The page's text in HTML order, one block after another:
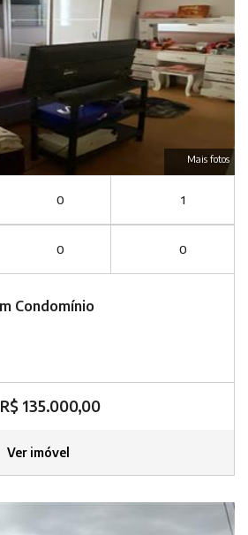
Mais fotos
0 1
0 0
Condomínio
R$ 135.000,00
Ver imóvel